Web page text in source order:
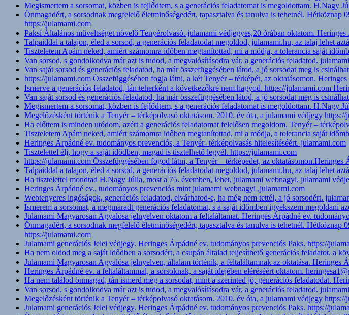
Megismertem a sorsomat, közben is fejlődtem, s a generációs feladatomat is megoldottam.
Önmagadért, a sorsodnak megfelelő életminőségedért, tapasztalva és tanulva is tehetnél.
https://julamami.com
Paksi Általános műveltséget növelő Tenyérolvasó. julamami védjegyes,20 órában oktatom.
Talpaiddal a talajon, éled a sorsod, a generációs feladatodat megoldod, julamami.hu, az talaj lehet
Tiszteletem Apám neked, amiért számomra időben megtanítottad, mi a módja, a tolerancia saját
Van sorsod, s gondolkodva már azt is tudod, a megvalósításodra vár, a generációs feladatod.
Van saját sorsod és generációs feladatod, ha már összefüggésében látod, a jó sorsodat meg is
https://julamami.com Összefüggésében fogja látni, a két Tenyér – térképét, az oktatásomon.
Ismerve a generációs feladatod, tán teherként a következőkre nem hagyod. https://julamami.com
Van saját sorsod és generációs feladatod, ha már összefüggésében látod, a jó sorsodat meg is
Megismertem a sorsomat, közben is fejlődtem, s a generációs feladatomat is megoldottam.
Megelőzésként történik a Tenyér – térképolvasó oktatásom. 2010. év óta, a julamami védjegy https://
Ha előttem is minden utódom, azért a generációs feladatomat felelősen megoldom. Tenyér –
Tiszteletem Apám neked, amiért számomra időben megtanítottad, mi a módja, a tolerancia saját
Heringes Árpádné ev. tudományos prevenciós, a Tenyér- térképolvasás hitelesítéséért. julamami.com
Tisztelettel élj, hogy a saját idődben, magad is tisztelhető legyél. https://julamami.com
https://julamami.com Összefüggésében fogod látni, a Tenyér – térképedet, az
Talpaiddal a talajon, éled a sorsod, a generációs feladatodat megoldod, julamami.hu, az talaj lehet
Ha tisztelettel mondtad H.Nagy Júlia, most a 75. évemben, lehet, julamami webnagyi, julamami
Heringes Árpádné ev., tudományos prevenciós mint julamami webnagyi ,julamami.com
Webtenyeres ingóságok, generációs feladatod, elvárhatod-e, ha még nem tettél, a jó sorsodért.
Ismerem a sorsomat, a megmaradt generációs feladatomat, s a saját időmben igyekszem megoldani
Julamami Magyarosan Agyalósa jelnyelven oktatom a feltaláltamat. Heringes Árpádné ev.
Önmagadért, a sorsodnak megfelelő életminőségedért, tapasztalva és tanulva is tehetnél.
https://julamami.com
Julamami generációs Jelei védjegy. Heringes Árpádné ev. tudományos prevenciós Paks. https://
Ha nem oldod meg a saját idődben a sorsodért, a csupán általad teljesíthető generációs feladatot, a
Julamami Magyarosan Agyalósa jelnyelven, általam történik, a feltaláltamnak az oktatása. Heringes
Heringes Árpádné ev. a feltaláltammal, a sorsoknak, a saját idejében eléréséért oktatom.
Ha nem találod önmagad, tán ismerd meg a sorsodat, mint a szerinted jó, generációs feladatodat.
Van sorsod, s gondolkodva már azt is tudod, a megvalósításodra vár, a generációs feladatod.
Megelőzésként történik a Tenyér – térképolvasó oktatásom. 2010. év óta, a julamami védjegy https://
Julamami generációs Jelei védjegy. Heringes Árpádné ev. tudományos prevenciós Paks. https://